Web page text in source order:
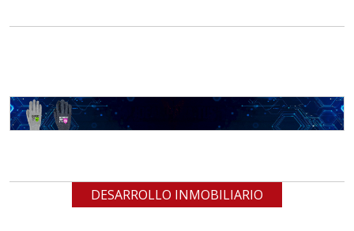
DESARROLLO INMOBILIARIO